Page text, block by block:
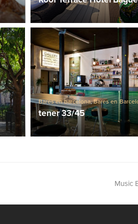
Bares en barcelona,Bares en
tener 33/45
Music